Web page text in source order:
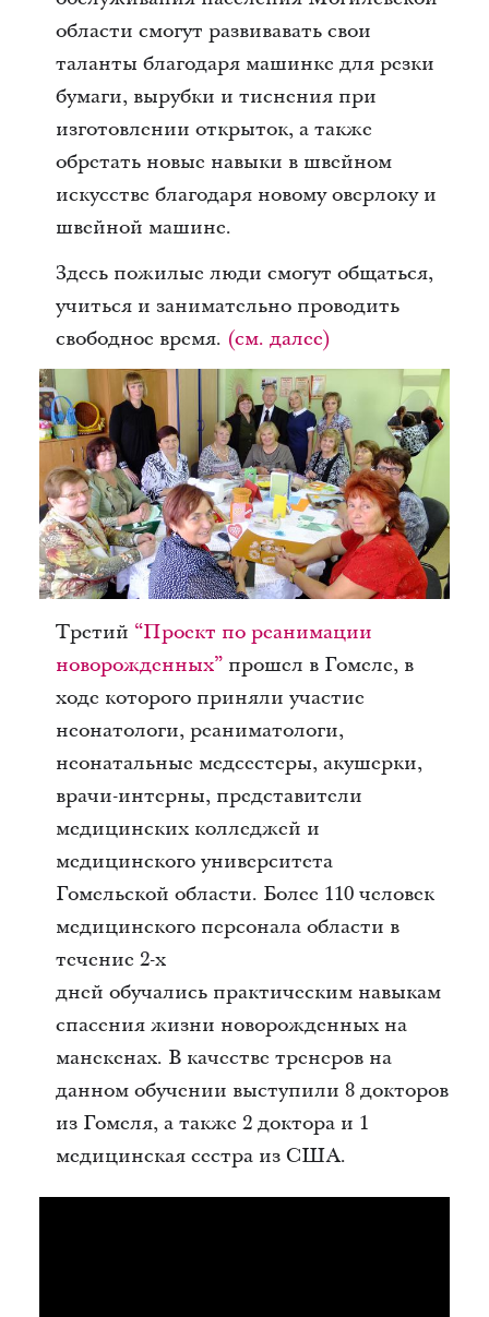
области смогут развивавать свои
таланты благодаря машинке для резки
бумаги, вырубки и тиснения при
изготовлении открыток, а также
обретать новые навыки в швейном
искусстве благодаря новому оверлоку и
швейной машине.
Здесь пожилые люди смогут общаться,
учиться и занимательно проводить
свободное время. (см. далее)
Третий “Проект по реанимации
новорожденных”прошел в Гомеле, в
ходе которого приняли участие
неонатологи, реаниматологи,
неонатальные медсестеры, акушерки,
врачи-интерны, представители
медицинских колледжей и
медицинского университета
Гомельской области. Более 110 человек
медицинского персонала области в
течение 2-х
дней обучались практическим навыкам
спасения жизни новорожденных на
манекенах. В качестве тренеров на
данном обучении выступили 8 докторов
из Гомеля, а также 2 доктора и 1
медицинская сестра из США.